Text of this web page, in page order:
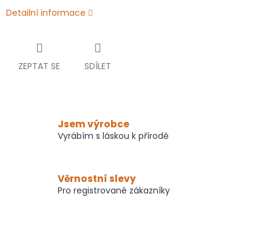
Detailní informace
ZEPTAT SE SDÍLET
Jsem výrobce
Vyrábím s láskou k přírodě
Věrnostní slevy
Pro registrované zákazníky